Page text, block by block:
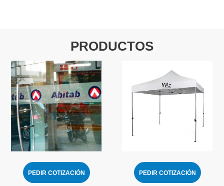
PRODUCTOS
PEDIR COTIZACIÓN PEDIR COTIZACIÓN